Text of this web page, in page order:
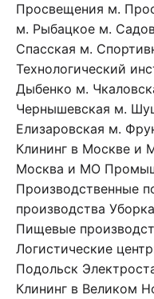
Просвещения м.
м. Рыбацкое м.
Спасская м.
Технологический
Дыбенко м.
Чернышевская м.
Елизаровская м.
Клининг в Москве и
Москва и МО
Производственные
производства
Пищевые
Логистические
Подольск
Клининг в Великом